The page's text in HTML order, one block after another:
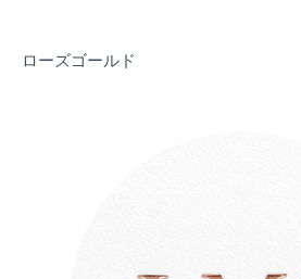
ローズゴールド